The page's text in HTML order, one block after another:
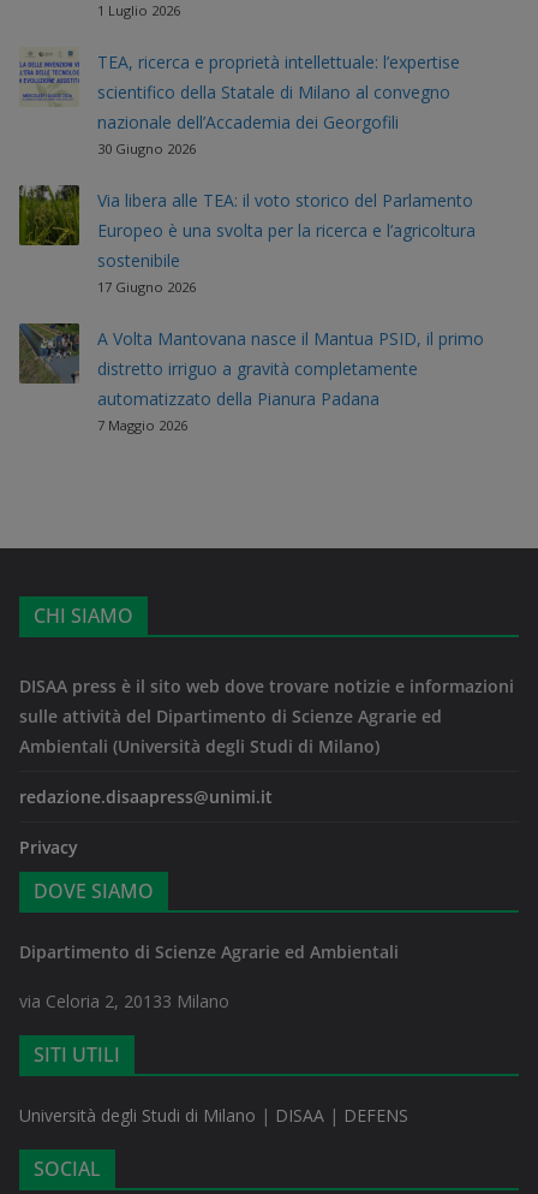
1 Luglio 2026
TEA, ricerca e proprietà intellettuale: l’expertise
scientifico della Statale di Milano al convegno
nazionale dell’Accademia dei Georgofili
30 Giugno 2026
Via libera alle TEA: il voto storico del Parlamento
Europeo è una svolta per la ricerca e l’agricoltura
sostenibile
17 Giugno 2026
A Volta Mantovana nasce il Mantua PSID, il primo
distretto irriguo a gravità completamente
automatizzato della Pianura Padana
7 Maggio 2026
CHI SIAMO
DISAA press è il sito web dove trovare notizie e informazioni
sulle attività del Dipartimento di Scienze Agrarie ed
Ambientali (Università degli Studi di Milano)
redazione.disaapress@unimi.it
Privacy
DOVE SIAMO
Dipartimento di Scienze Agrarie ed Ambientali
via Celoria 2, 20133 Milano
SITI UTILI
Università degli Studi di Milano | DISAA | DEFENS
SOCIAL